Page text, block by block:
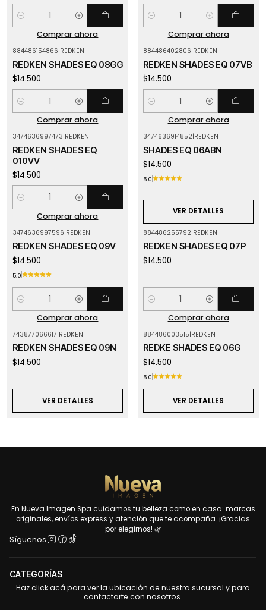
Cantidad
Comprar ahora
Cantidad
Comprar ahora
884486154866|REDKEN
REDKEN SHADES EQ 08GG
$14.500
Cantidad
Comprar ahora
884486402806|REDKEN
REDKEN SHADES EQ 07VB
$14.500
Cantidad
Comprar ahora
3474636997473|REDKEN
REDKEN SHADES EQ
010VV
$14.500
Cantidad
Comprar ahora
3474636914852|REDKEN
SHADES EQ 06ABN
$14.500
5.0
VER DETALLES
3474636997596|REDKEN
REDKEN SHADES EQ 09V
$14.500
5.0
Cantidad
Comprar ahora
884486255792|REDKEN
REDKEN SHADES EQ 07P
$14.500
Cantidad
Comprar ahora
743877066617|REDKEN
REDKEN SHADES EQ 09N
$14.500
VER DETALLES
884486003515|REDKEN
REDKE SHADES EQ 06G
$14.500
5.0
VER DETALLES
En Nueva Imagen Spa cuidamos tu belleza como en casa: marcas
originales, envíos express y atención que te acompaña. ¡Gracias
por elegirnos! 🌿
Síguenos
CATEGORÍAS
Haz click acá para ver la ubicación de nuestra sucursal y para
contactarte con nosotros.